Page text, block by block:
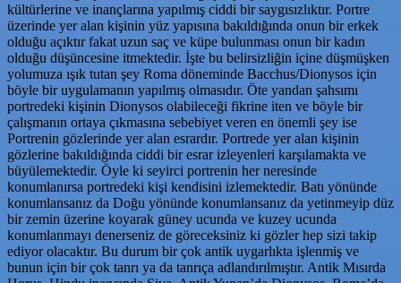
kültürlerine ve inançlarına yapılmış ciddi bir saygısızlıktır. Portre
üzerinde yer alan kişinin yüz yapısına bakıldığında onun bir erkek
olduğu açıktır fakat uzun saç ve küpe bulunması onun bir kadın
olduğu düşüncesine itmektedir. İşte bu belirsizliğin içine düşmüşken
yolumuza ışık tutan şey Roma döneminde Bacchus/Dionysos için
böyle bir uygulamanın yapılmış olmasıdır. Öte yandan şahsımı
portredeki kişinin Dionysos olabileceği fikrine iten ve böyle bir
çalışmanın ortaya çıkmasına sebebiyet veren en önemli şey ise
Portrenin gözlerinde yer alan esrardır. Portrede yer alan kişinin
gözlerine bakıldığında ciddi bir esrar izleyenleri karşılamakta ve
büyülemektedir. Öyle ki seyirci portrenin her neresinde
konumlanırsa portredeki kişi kendisini izlemektedir. Batı yönünde
konumlansanız da Doğu yönünde konumlansanız da yetinmeyip düz
bir zemin üzerine koyarak güney ucunda ve kuzey ucunda
konumlanmayı denerseniz de göreceksiniz ki gözler hep sizi takip
ediyor olacaktır. Bu durum bir çok antik uygarlıkta işlenmiş ve
bunun için bir çok tanrı ya da tanrıça adlandırılmıştır. Antik Mısırda